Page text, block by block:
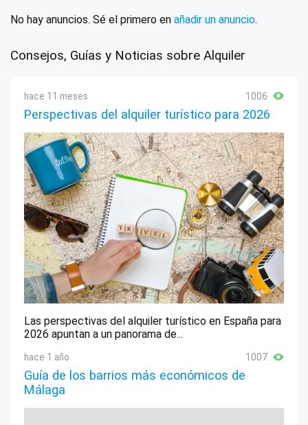
No hay anuncios. Sé el primero en añadir un anuncio.
Consejos, Guías y Noticias sobre Alquiler
hace 11 meses 1006
Perspectivas del alquiler turístico para 2026
Las perspectivas del alquiler turístico en España para
2026 apuntan a un panorama de...
hace 1 año 1007
Guía de los barrios más económicos de
Málaga